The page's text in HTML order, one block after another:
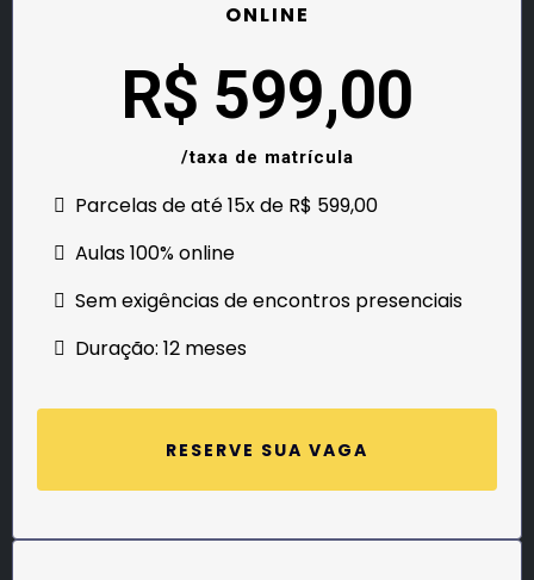
ONLINE
R$ 599,00
/taxa de matrícula
Parcelas de até 15x de R$ 599,00
Aulas 100% online
Sem exigências de encontros presenciais
Duração: 12 meses
RESERVE SUA VAGA